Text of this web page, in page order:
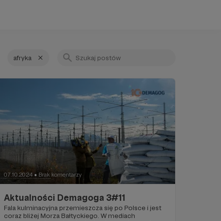
afryka
07.10.2024 ● Brak komentarzy
Aktualności Demagoga 3#11
Fala kulminacyjna przemieszcza się po Polsce i jest
coraz bliżej Morza Bałtyckiego. W mediach